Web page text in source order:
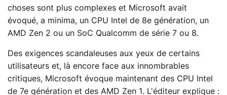
choses sont plus complexes et Microsoft avait
évoqué, a minima, un CPU Intel de 8e génération, un
AMD Zen 2 ou un SoC Qualcomm de série 7 ou 8.
Des exigences scandaleuses aux yeux de certains
utilisateurs et, là encore face aux innombrables
critiques, Microsoft évoque maintenant des CPU Intel
de 7e génération et des AMD Zen 1. L'éditeur explique :